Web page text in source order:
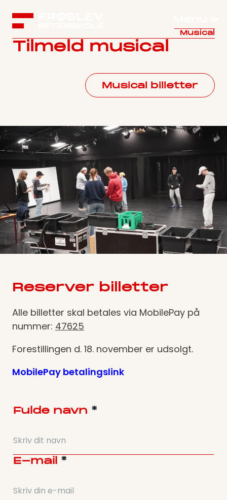
Musical
Tilmeld musical
Musical billetter
Reserver billetter
Alle billetter skal betales via MobilePay på
nummer: 47625
Forestillingen d. 18. november er udsolgt.
MobilePay betalingslink
Fulde navn *
E-mail *